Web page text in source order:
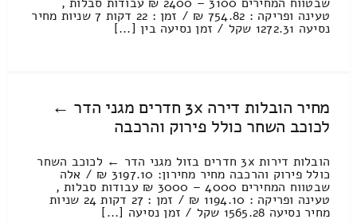
טעינה ופריקה : 754.82 ₪ / זמן : 22 דקות 7 שניות מחיר
נסיעה 1272.31 שקל / זמן נסיעה בין [...]
מחיר הובלות דירה 3x חדרים מגני הדר ←
לכוכב השחר כולל פירוק והרכבה
הובלות דירות 3x חדרים בזול מגני הדר ← לכוכב השחר
כולל פירוק והרכבה מחיר מחירון: 3197.10 ₪ / אלה
שבטווח המחירים 4000 – 3000 ₪ עבודות סבלות ,
טעינה ופריקה : 1194.10 ₪ / זמן : 27 דקות 24 שניות
מחיר נסיעה 1565.28 שקל / זמן נסיעה [...]